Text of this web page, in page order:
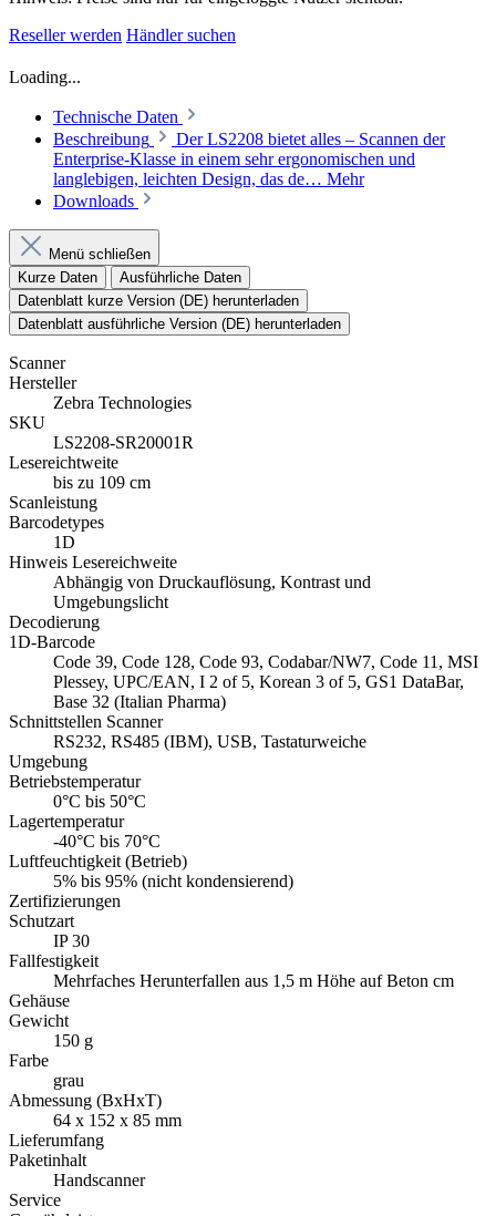
Reseller werden Händler suchen
Loading...
Technische Daten
Beschreibung
Der LS2208 bietet alles – Scannen der
Enterprise-Klasse in einem sehr ergonomischen und
langlebigen, leichten Design, das de… Mehr
Downloads
Menü schließen
Kurze Daten
Ausführliche Daten
Datenblatt kurze Version (DE) herunterladen
Datenblatt ausführliche Version (DE) herunterladen
Scanner
Hersteller
Zebra Technologies
SKU
LS2208-SR20001R
Lesereichtweite
bis zu 109 cm
Scanleistung
Barcodetypes
1D
Hinweis Lesereichweite
Abhängig von Druckauflösung, Kontrast und
Umgebungslicht
Decodierung
1D-Barcode
Code 39, Code 128, Code 93, Codabar/NW7, Code 11, MSI
Plessey, UPC/EAN, I 2 of 5, Korean 3 of 5, GS1 DataBar,
Base 32 (Italian Pharma)
Schnittstellen Scanner
RS232, RS485 (IBM), USB, Tastaturweiche
Umgebung
Betriebstemperatur
0°C bis 50°C
Lagertemperatur
-40°C bis 70°C
Luftfeuchtigkeit (Betrieb)
5% bis 95% (nicht kondensierend)
Zertifizierungen
Schutzart
IP 30
Fallfestigkeit
Mehrfaches Herunterfallen aus 1,5 m Höhe auf Beton cm
Gehäuse
Gewicht
150 g
Farbe
grau
Abmessung (BxHxT)
64 x 152 x 85 mm
Lieferumfang
Paketinhalt
Handscanner
Service